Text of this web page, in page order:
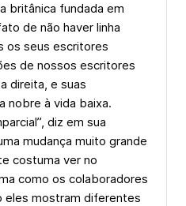
britânica fundada em
de não haver linha
os seus escritores
de nossos escritores
direita, e suas
nobre à vida baixa.
diz em sua
mudança muito grande
costuma ver no
como os colaboradores
eles mostram diferentes